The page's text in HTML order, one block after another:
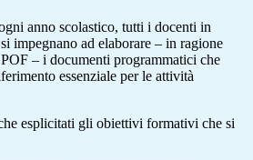
anno scolastico, tutti i docenti in
impegnano ad elaborare – in ragione
– i documenti programmatici che
essenziale per le attività
esplicitati gli obiettivi formativi che si